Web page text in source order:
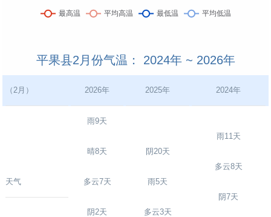
平果县2月份气温： 2024年 ~ 2026年
（2月） 2026年 2025年 2024年
天气
雨9天
晴8天
多云7天
阴2天
阴20天
雨5天
多云3天
雨11天
多云8天
阴7天